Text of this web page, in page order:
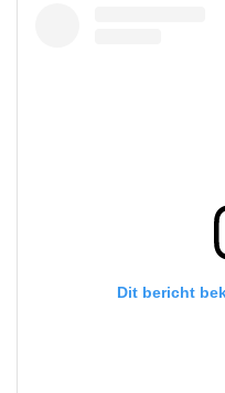
Dit bericht